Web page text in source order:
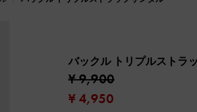
バックル トリプルストラ
¥ 9,900
¥ 4,950